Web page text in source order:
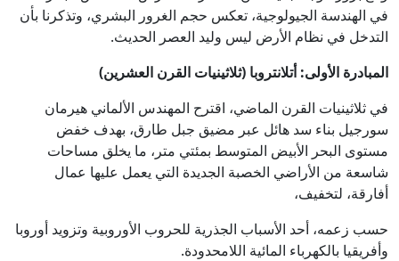
في الهندسة الجيولوجية، تعكس حجم الغرور البشري، وتذكرنا بأن
التدخل في نظام الأرض ليس وليد العصر الحديث.
المبادرة الأولى: أتلانتروبا (ثلاثينيات القرن العشرين)
في ثلاثينيات القرن الماضي، اقترح المهندس الألماني هيرمان
سورجيل بناء سد هائل عبر مضيق جبل طارق، بهدف خفض
مستوى البحر الأبيض المتوسط بمئتي متر، ما يخلق مساحات
شاسعة من الأراضي الخصبة الجديدة التي يعمل عليها عمال
أفارقة، لتخفيف،
حسب زعمه، أحد الأسباب الجذرية للحروب الأوروبية وتزويد أوروبا
وأفريقيا بالكهرباء المائية اللامحدودة.